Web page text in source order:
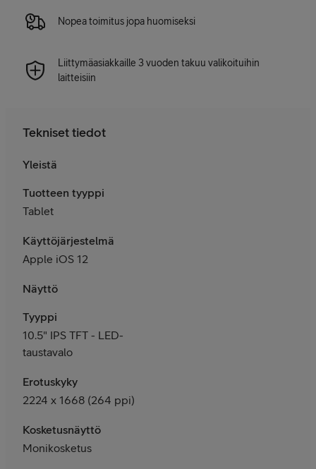
Nopea toimitus jopa huomiseksi
Liittymäasiakkaille 3 vuoden takuu valikoituihin
laitteisiin
Tekniset tiedot
Yleistä
Tuotteen tyyppi
Tablet
Käyttöjärjestelmä
Apple iOS 12
Näyttö
Tyyppi
10.5" IPS TFT - LED-
taustavalo
Erotuskyky
2224 x 1668 (264 ppi)
Kosketusnäyttö
Monikosketus